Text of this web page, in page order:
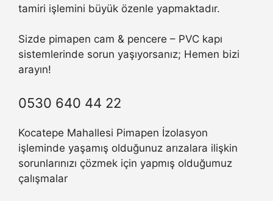
tamiri işlemini büyük özenle yapmaktadır.
Sizde pimapen cam & pencere – PVC kapı
sistemlerinde sorun yaşıyorsanız; Hemen bizi
arayın!
0530 640 44 22
Kocatepe Mahallesi Pimapen İzolasyon
işleminde yaşamış olduğunuz arızalara ilişkin
sorunlarınızı çözmek için yapmış olduğumuz
çalışmalar